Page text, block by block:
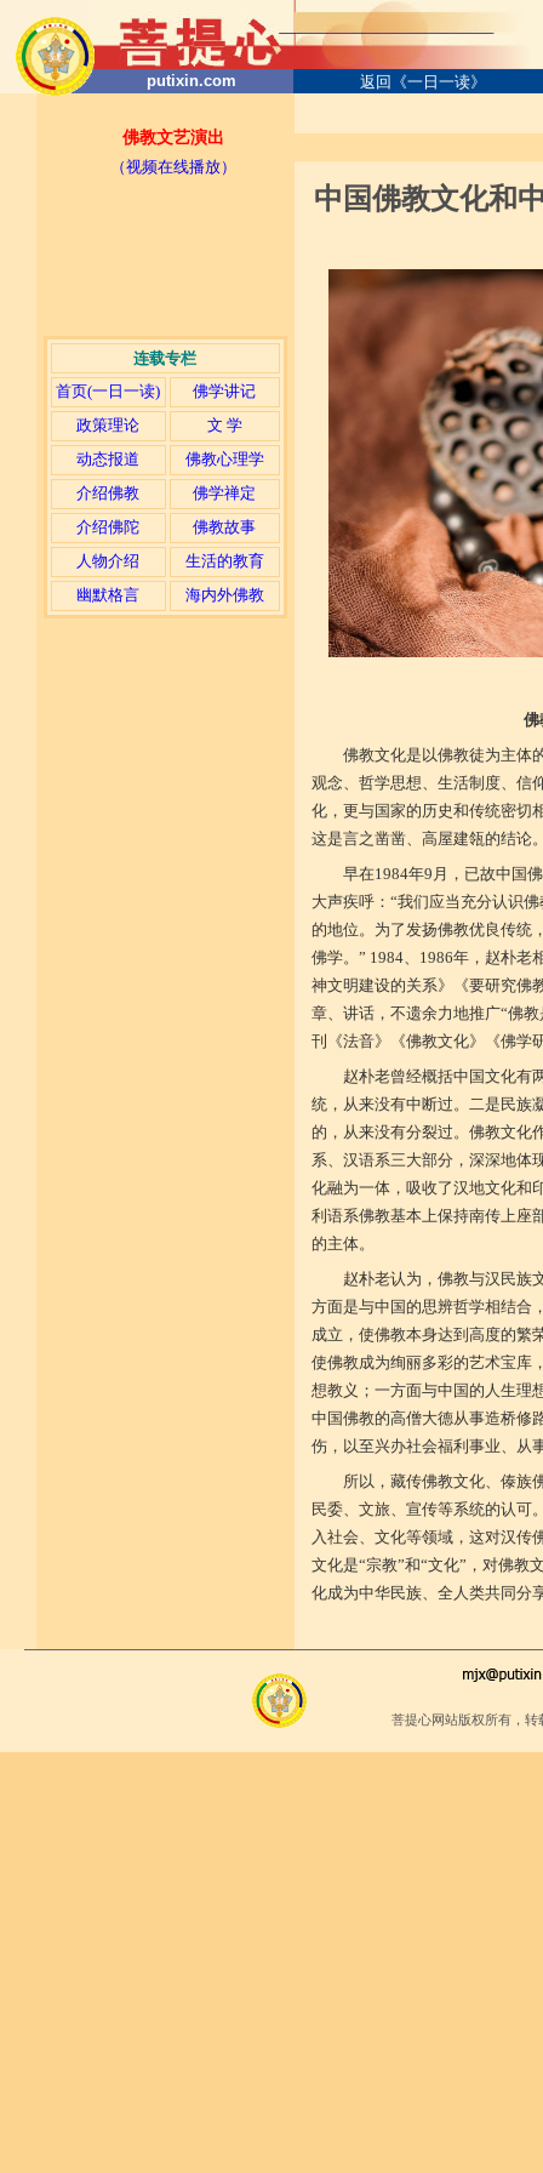
putixin.com 返回《一日一读》
佛教文艺演出
（视频在线播放）
连载专栏
首页(一日一读)
佛学讲记
政策理论
文 学
动态报道
佛教心理学
介绍佛教
佛学禅定
介绍佛陀
佛教故事
人物介绍
生活的教育
幽默格言
海内外佛教
中国佛教文化和
佛
佛教文化是以佛教徒为主体
观念、哲学思想、生活制度、信
化，更与国家的历史和传统密切
这是言之凿凿、高屋建瓴的结论
早在1984年9月，已故中国
大声疾呼：“我们应当充分认识
的地位。为了发扬佛教优良传统
佛学。” 1984、1986年，赵朴老
神文明建设的关系》《要研究佛
章、讲话，不遗余力地推广“佛
刊《法音》《佛教文化》《佛学
赵朴老曾经概括中国文化有
统，从来没有中断过。二是民族
的，从来没有分裂过。佛教文化
系、汉语系三大部分，深深地体
化融为一体，吸收了汉地文化和
利语系佛教基本上保持南传上座
的主体。
赵朴老认为，佛教与汉民族
方面是与中国的思辨哲学相结合
成立，使佛教本身达到高度的繁
使佛教成为绚丽多彩的艺术宝库
想教义；一方面与中国的人生理
中国佛教的高僧大德从事造桥修
伤，以至兴办社会福利事业、从
所以，藏传佛教文化、傣族
民委、文旅、宣传等系统的认可
入社会、文化等领域，这对汉传
文化是“宗教”和“文化”，对佛教
化成为中华民族、全人类共同分
菩提心网站版权所有，